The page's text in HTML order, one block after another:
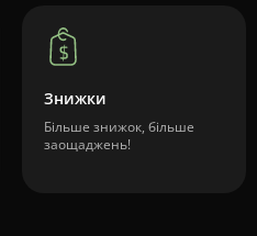
Знижки
Більше знижок, більше
заощаджень!